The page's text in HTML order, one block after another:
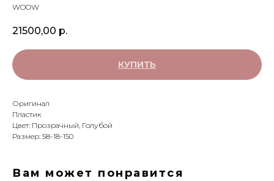
WOOW
21500,00 р.
КУПИТЬ
Оригинал
Пластик
Цвет: Прозрачный, Голубой
Размер: 58-18-150
Вам может понравится